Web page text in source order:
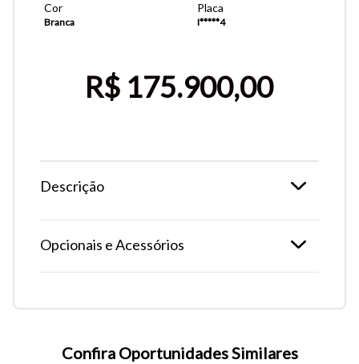
Cor
Branca
Placa
I*****4
R$ 175.900,00
Descrição
Opcionais e Acessórios
Confira Oportunidades Similares